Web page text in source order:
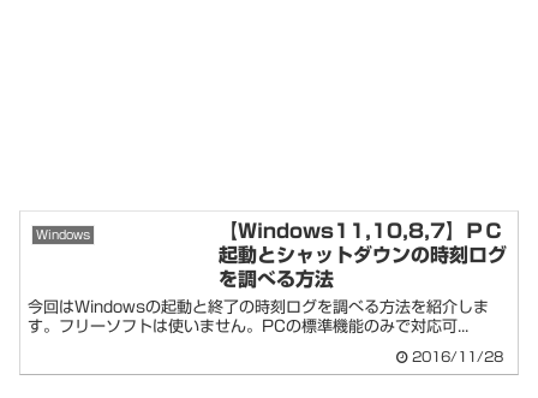
Windows
【Windows11,10,8,7】ＰＣ
起動とシャットダウンの時刻ログ
を調べる方法
今回はWindowsの起動と終了の時刻ログを調べる方法を紹介しま
す。フリーソフトは使いません。PCの標準機能のみで対応可...
2016/11/28